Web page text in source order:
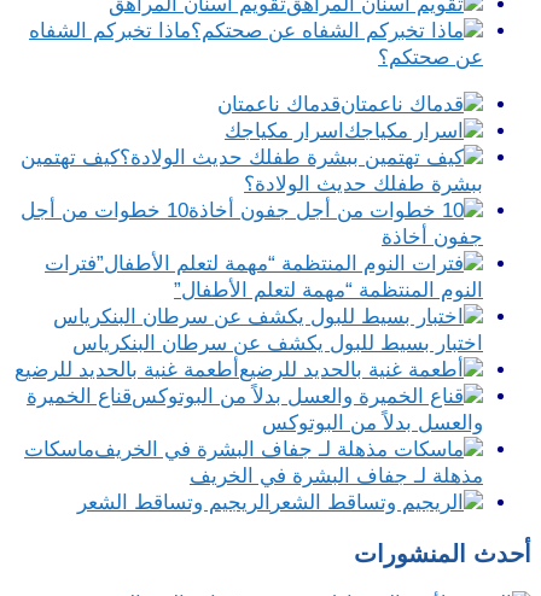
ماذا تخبركم الشفاه
عن صحتكم؟
قدماك ناعمتان
اسرار مكياجك
كيف تهتمين
ببشرة طفلك حديث الولادة؟
10 خطوات من أجل
جفون أخاذة
فترات
النوم المنتظمة “مهمة لتعلم الأطفال”
اختبار بسيط للبول يكشف عن سرطان البنكرياس
أطعمة غنية بالحديد للرضيع
قناع الخميرة
والعسل بدلاً من البوتوكس
ماسكات
مذهلة لـ جفاف البشرة في الخريف
الريجيم وتساقط الشعر
أحدث المنشورات